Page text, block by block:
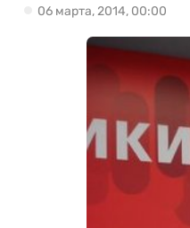
06 марта, 2014, 00:00